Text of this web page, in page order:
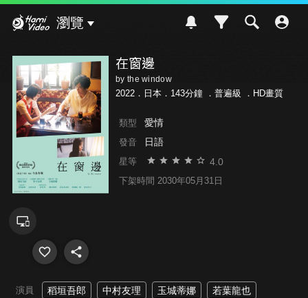
瀏覽
在窗邊
by the window
2022．日本．143分鐘 ． 普遍級 ．HD畫質
類型 愛情
發音 日語
星等 4.0
下架時間 2030年05月31日
演員 稻垣吾郎 中村友理 玉城蒂娜
若葉龍也